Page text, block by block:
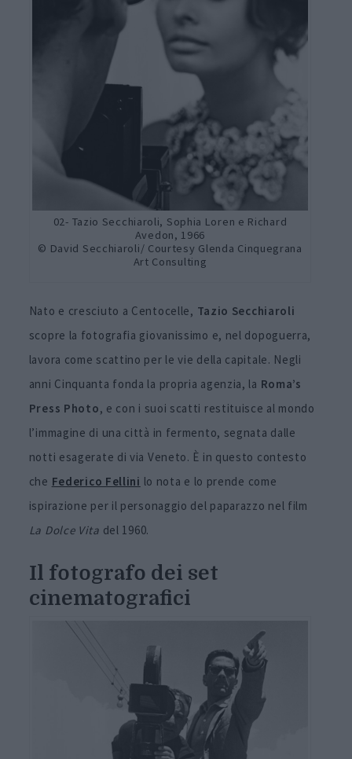
02- Tazio Secchiaroli, Sophia Loren e Richard
Avedon, 1966
© David Secchiaroli/ Courtesy Glenda Cinquegrana
Art Consulting
Nato e cresciuto a Centocelle, Tazio Secchiaroli
scopre la fotografia giovanissimo e, nel dopoguerra,
lavora come scattino per le vie della capitale. Negli
anni Cinquanta fonda la propria agenzia, la Roma’s
Press Photo, e con i suoi scatti restituisce al mondo
l’immagine di una città in fermento, segnata dalle
notti esagerate di via Veneto. È in questo contesto
che Federico Fellini lo nota e lo prende come
ispirazione per il personaggio del paparazzo nel film
La Dolce Vita del 1960.
Il fotografo dei set
cinematografici